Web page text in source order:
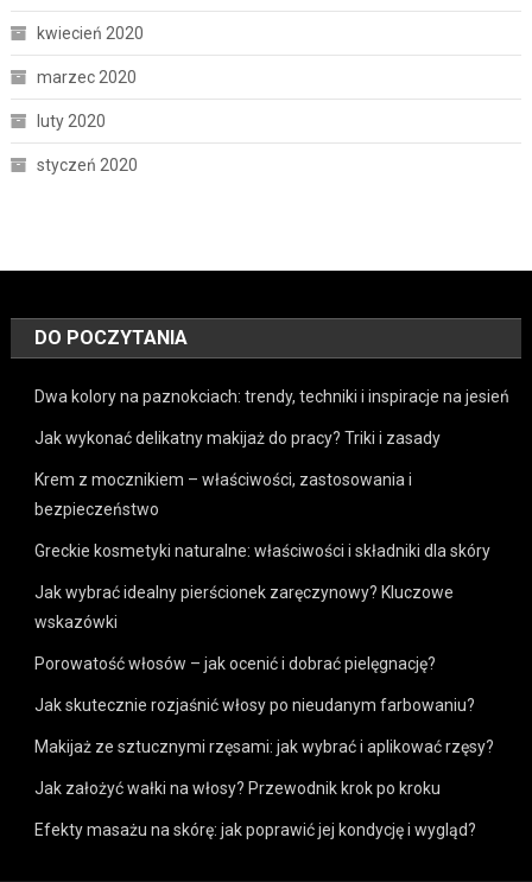
kwiecień 2020
marzec 2020
luty 2020
styczeń 2020
DO POCZYTANIA
Dwa kolory na paznokciach: trendy, techniki i inspiracje na jesień
Jak wykonać delikatny makijaż do pracy? Triki i zasady
Krem z mocznikiem – właściwości, zastosowania i
bezpieczeństwo
Greckie kosmetyki naturalne: właściwości i składniki dla skóry
Jak wybrać idealny pierścionek zaręczynowy? Kluczowe
wskazówki
Porowatość włosów – jak ocenić i dobrać pielęgnację?
Jak skutecznie rozjaśnić włosy po nieudanym farbowaniu?
Makijaż ze sztucznymi rzęsami: jak wybrać i aplikować rzęsy?
Jak założyć wałki na włosy? Przewodnik krok po kroku
Efekty masażu na skórę: jak poprawić jej kondycję i wygląd?